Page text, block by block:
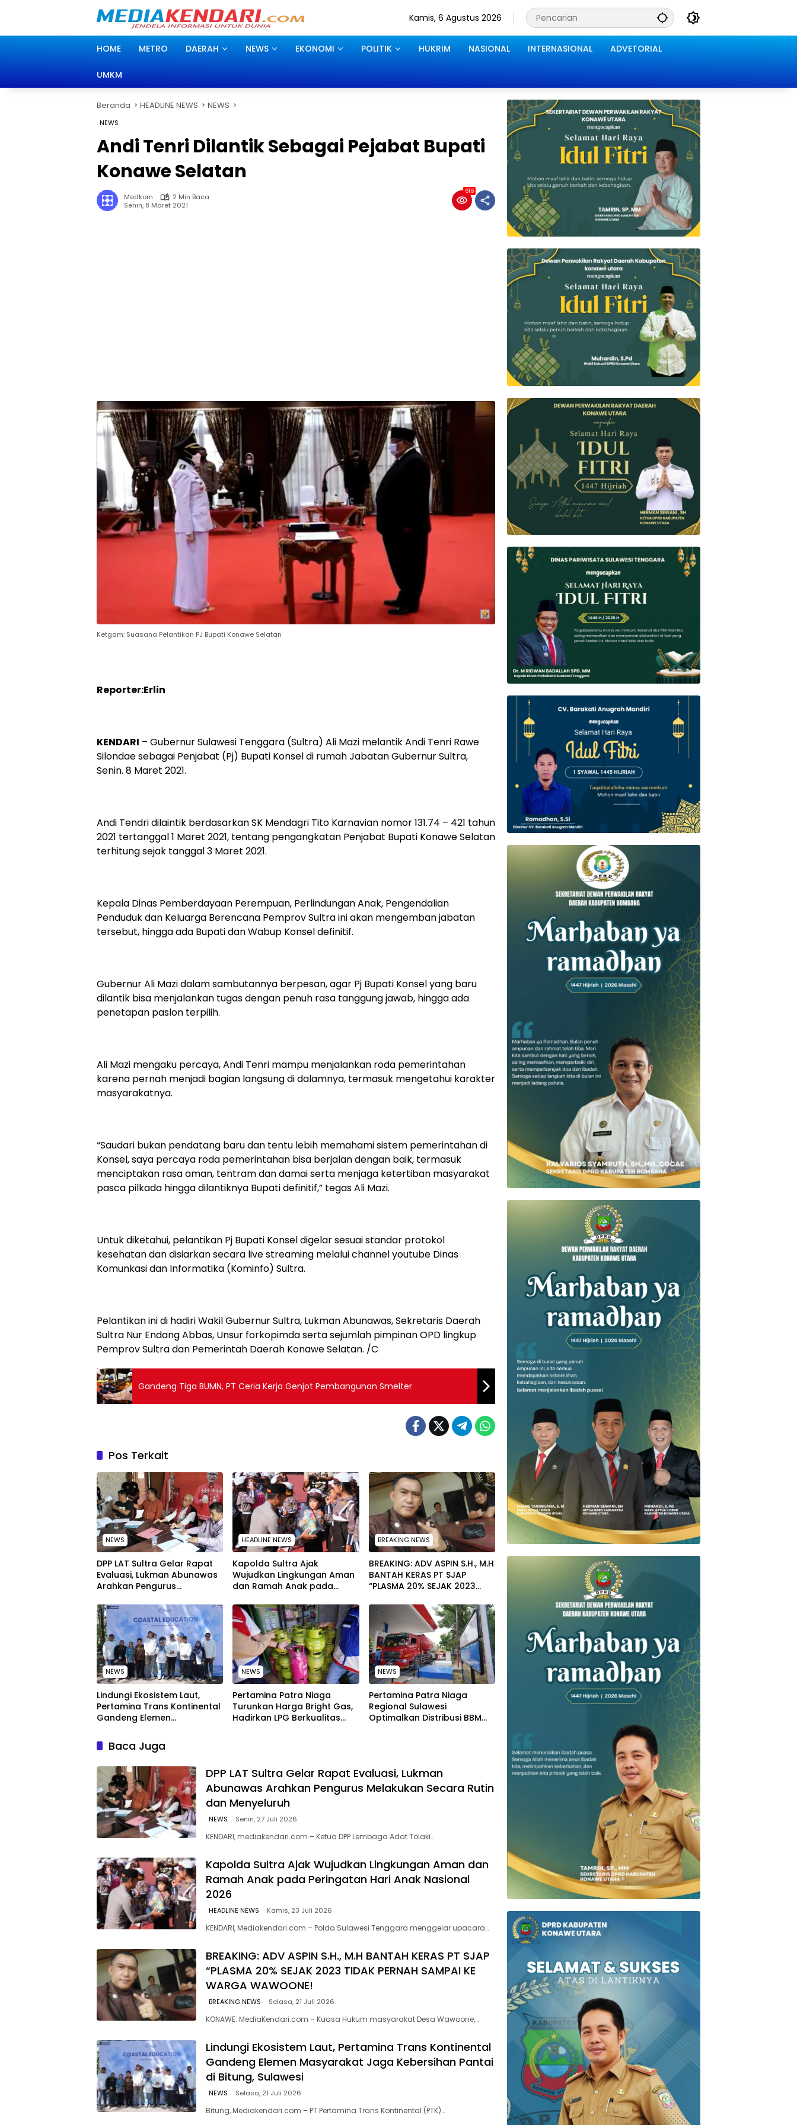
Kamis, 6 Agustus 2026
HOME METRO DAERAH NEWS EKONOMI POLITIK HUKRIM NASIONAL INTERNASIONAL ADVETORIAL
UMKM
Beranda HEADLINE NEWS NEWS
NEWS
Andi Tenri Dilantik Sebagai Pejabat Bupati
Konawe Selatan
Medkom
2 Min Baca
Senin, 8 Maret 2021
616
Ketgam: Suasana Pelantikan PJ Bupati Konawe Selatan
Reporter:Erlin
KENDARI – Gubernur Sulawesi Tenggara (Sultra) Ali Mazi melantik Andi Tenri Rawe
Silondae sebagai Penjabat (Pj) Bupati Konsel di rumah Jabatan Gubernur Sultra,
Senin. 8 Maret 2021.
Andi Tendri dilaintik berdasarkan SK Mendagri Tito Karnavian nomor 131.74 – 421 tahun
2021 tertanggal 1 Maret 2021, tentang pengangkatan Penjabat Bupati Konawe Selatan
terhitung sejak tanggal 3 Maret 2021.
Kepala Dinas Pemberdayaan Perempuan, Perlindungan Anak, Pengendalian
Penduduk dan Keluarga Berencana Pemprov Sultra ini akan mengemban jabatan
tersebut, hingga ada Bupati dan Wabup Konsel definitif.
Gubernur Ali Mazi dalam sambutannya berpesan, agar Pj Bupati Konsel yang baru
dilantik bisa menjalankan tugas dengan penuh rasa tanggung jawab, hingga ada
penetapan paslon terpilih.
Ali Mazi mengaku percaya, Andi Tenri mampu menjalankan roda pemerintahan
karena pernah menjadi bagian langsung di dalamnya, termasuk mengetahui karakter
masyarakatnya.
“Saudari bukan pendatang baru dan tentu lebih memahami sistem pemerintahan di
Konsel, saya percaya roda pemerintahan bisa berjalan dengan baik, termasuk
menciptakan rasa aman, tentram dan damai serta menjaga ketertiban masyarakat
pasca pilkada hingga dilantiknya Bupati definitif,” tegas Ali Mazi.
Untuk diketahui, pelantikan Pj Bupati Konsel digelar sesuai standar protokol
kesehatan dan disiarkan secara live streaming melalui channel youtube Dinas
Komunkasi dan Informatika (Kominfo) Sultra.
Pelantikan ini di hadiri Wakil Gubernur Sultra, Lukman Abunawas, Sekretaris Daerah
Sultra Nur Endang Abbas, Unsur forkopimda serta sejumlah pimpinan OPD lingkup
Pemprov Sultra dan Pemerintah Daerah Konawe Selatan. /C
Gandeng Tiga BUMN, PT Ceria Kerja Genjot Pembangunan Smelter
Pos Terkait
NEWS
‎DPP LAT Sultra Gelar Rapat
Evaluasi, Lukman Abunawas
Arahkan Pengurus
Menyeluruh
HEADLINE NEWS
Kapolda Sultra Ajak
Wujudkan Lingkungan Aman
dan Ramah Anak pada
Nasional 2026
BREAKING NEWS
BREAKING: ADV ASPIN S.H., M.H
BANTAH KERAS PT SJAP
“PLASMA 20% SEJAK 2023
WARGA WAWOONE!
NEWS
Lindungi Ekosistem Laut,
Pertamina Trans Kontinental
Gandeng Elemen
Kebersihan Pantai di Bitung,
Sulawesi
NEWS
Pertamina Patra Niaga
Turunkan Harga Bright Gas,
Hadirkan LPG Berkualitas
NEWS
Pertamina Patra Niaga
Regional Sulawesi
Optimalkan Distribusi BBM
Baca Juga
‎DPP LAT Sultra Gelar Rapat Evaluasi, Lukman
Abunawas Arahkan Pengurus Melakukan Secara Rutin
dan Menyeluruh
NEWS Senin, 27 Juli 2026
KENDARI, mediakendari.com – Ketua DPP Lembaga Adat Tolaki…
Kapolda Sultra Ajak Wujudkan Lingkungan Aman dan
Ramah Anak pada Peringatan Hari Anak Nasional
2026
HEADLINE NEWS Kamis, 23 Juli 2026
KENDARI, Mediakendari.com – Polda Sulawesi Tenggara menggelar upacara…
BREAKING: ADV ASPIN S.H., M.H BANTAH KERAS PT SJAP
“PLASMA 20% SEJAK 2023 TIDAK PERNAH SAMPAI KE
WARGA WAWOONE!
BREAKING NEWS Selasa, 21 Juli 2026
KONAWE. MediaKendari.com – Kuasa Hukum masyarakat Desa Wawoone,…
Lindungi Ekosistem Laut, Pertamina Trans Kontinental
Gandeng Elemen Masyarakat Jaga Kebersihan Pantai
di Bitung, Sulawesi
NEWS Selasa, 21 Juli 2026
Bitung, Mediakendari.com – PT Pertamina Trans Kontinental (PTK)…